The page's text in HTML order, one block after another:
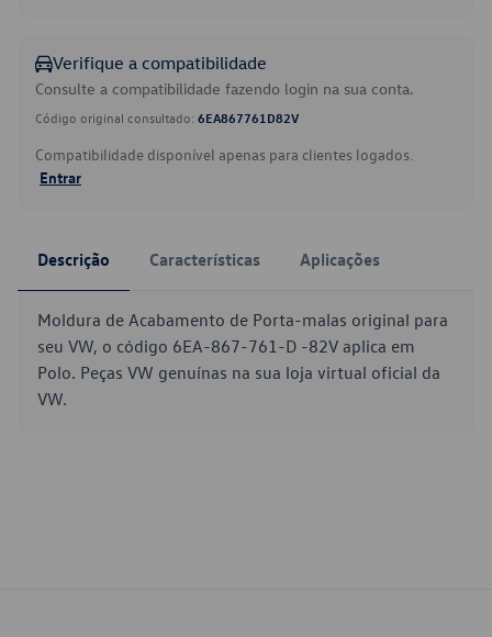
Verifique a compatibilidade
Consulte a compatibilidade fazendo login na sua conta.
Código original consultado: 6EA867761D82V
Compatibilidade disponível apenas para clientes logados.
Entrar
Descrição Características Aplicações
Moldura de Acabamento de Porta-malas original para
seu VW, o código 6EA-867-761-D -82V aplica em
Polo. Peças VW genuínas na sua loja virtual oficial da
VW.